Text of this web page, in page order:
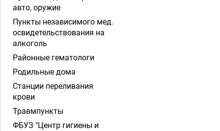
авто, оружие
Пункты независимого мед.
освидетельствования на
алкоголь
Районные гематологи
Родильные дома
Станции переливания
крови
Травмпункты
ФБУЗ "Центр гигиены и